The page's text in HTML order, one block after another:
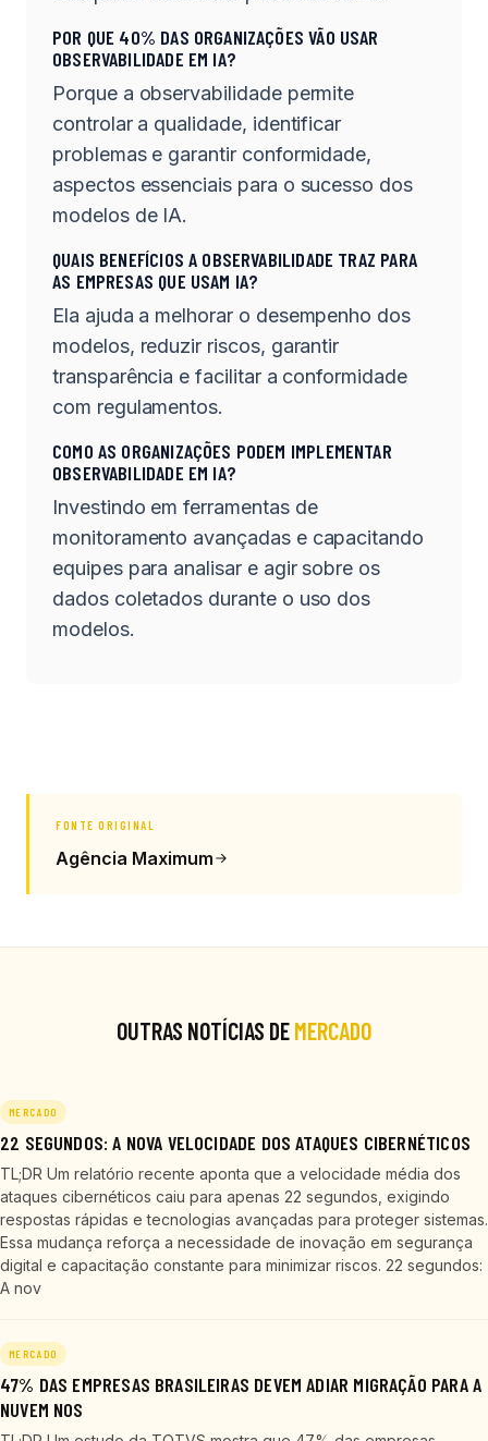
POR QUE 40% DAS ORGANIZAÇÕES VÃO USAR
OBSERVABILIDADE EM IA?
Porque a observabilidade permite
controlar a qualidade, identificar
problemas e garantir conformidade,
aspectos essenciais para o sucesso dos
modelos de IA.
QUAIS BENEFÍCIOS A OBSERVABILIDADE TRAZ PARA
AS EMPRESAS QUE USAM IA?
Ela ajuda a melhorar o desempenho dos
modelos, reduzir riscos, garantir
transparência e facilitar a conformidade
com regulamentos.
COMO AS ORGANIZAÇÕES PODEM IMPLEMENTAR
OBSERVABILIDADE EM IA?
Investindo em ferramentas de
monitoramento avançadas e capacitando
equipes para analisar e agir sobre os
dados coletados durante o uso dos
modelos.
FONTE ORIGINAL
Agência Maximum
OUTRAS NOTÍCIAS DEMERCADO
MERCADO
22 SEGUNDOS: A NOVA VELOCIDADE DOS ATAQUES CIBERNÉTICOS
TL;DR Um relatório recente aponta que a velocidade média dos
ataques cibernéticos caiu para apenas 22 segundos, exigindo
respostas rápidas e tecnologias avançadas para proteger sistemas.
Essa mudança reforça a necessidade de inovação em segurança
digital e capacitação constante para minimizar riscos. 22 segundos:
A nov
MERCADO
47% DAS EMPRESAS BRASILEIRAS DEVEM ADIAR MIGRAÇÃO PARA A
NUVEM NOS